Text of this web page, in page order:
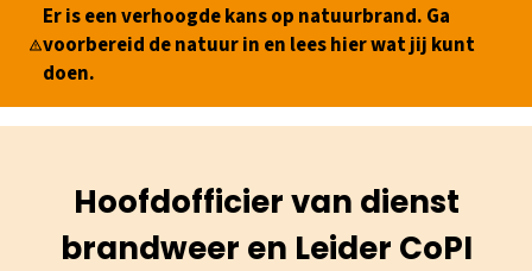
Er is een verhoogde kans op natuurbrand. Ga
voorbereid de natuur in en lees hier wat jij kunt
doen.
Hoofdofficier van dienst
brandweer en Leider CoPI